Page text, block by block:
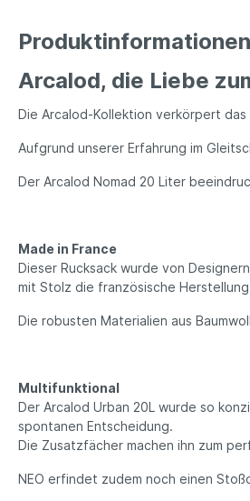
Arcalod, die Liebe
Die Arcalod-Kollektion verkörpert
Aufgrund unserer Erfahrung im
Der Arcalod Nomad 20 Liter
Made in France
Dieser Rucksack wurde von
mit Stolz die französische
Die robusten Materialien aus
Multifunktional
Der Arcalod Urban 20L wurde so
spontanen Entscheidung.
Die Zusatzfächer machen ihn zum
NEO erfindet zudem noch einen